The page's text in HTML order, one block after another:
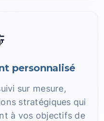
personnalisé
sur mesure,
stratégiques qui
à vos objectifs de